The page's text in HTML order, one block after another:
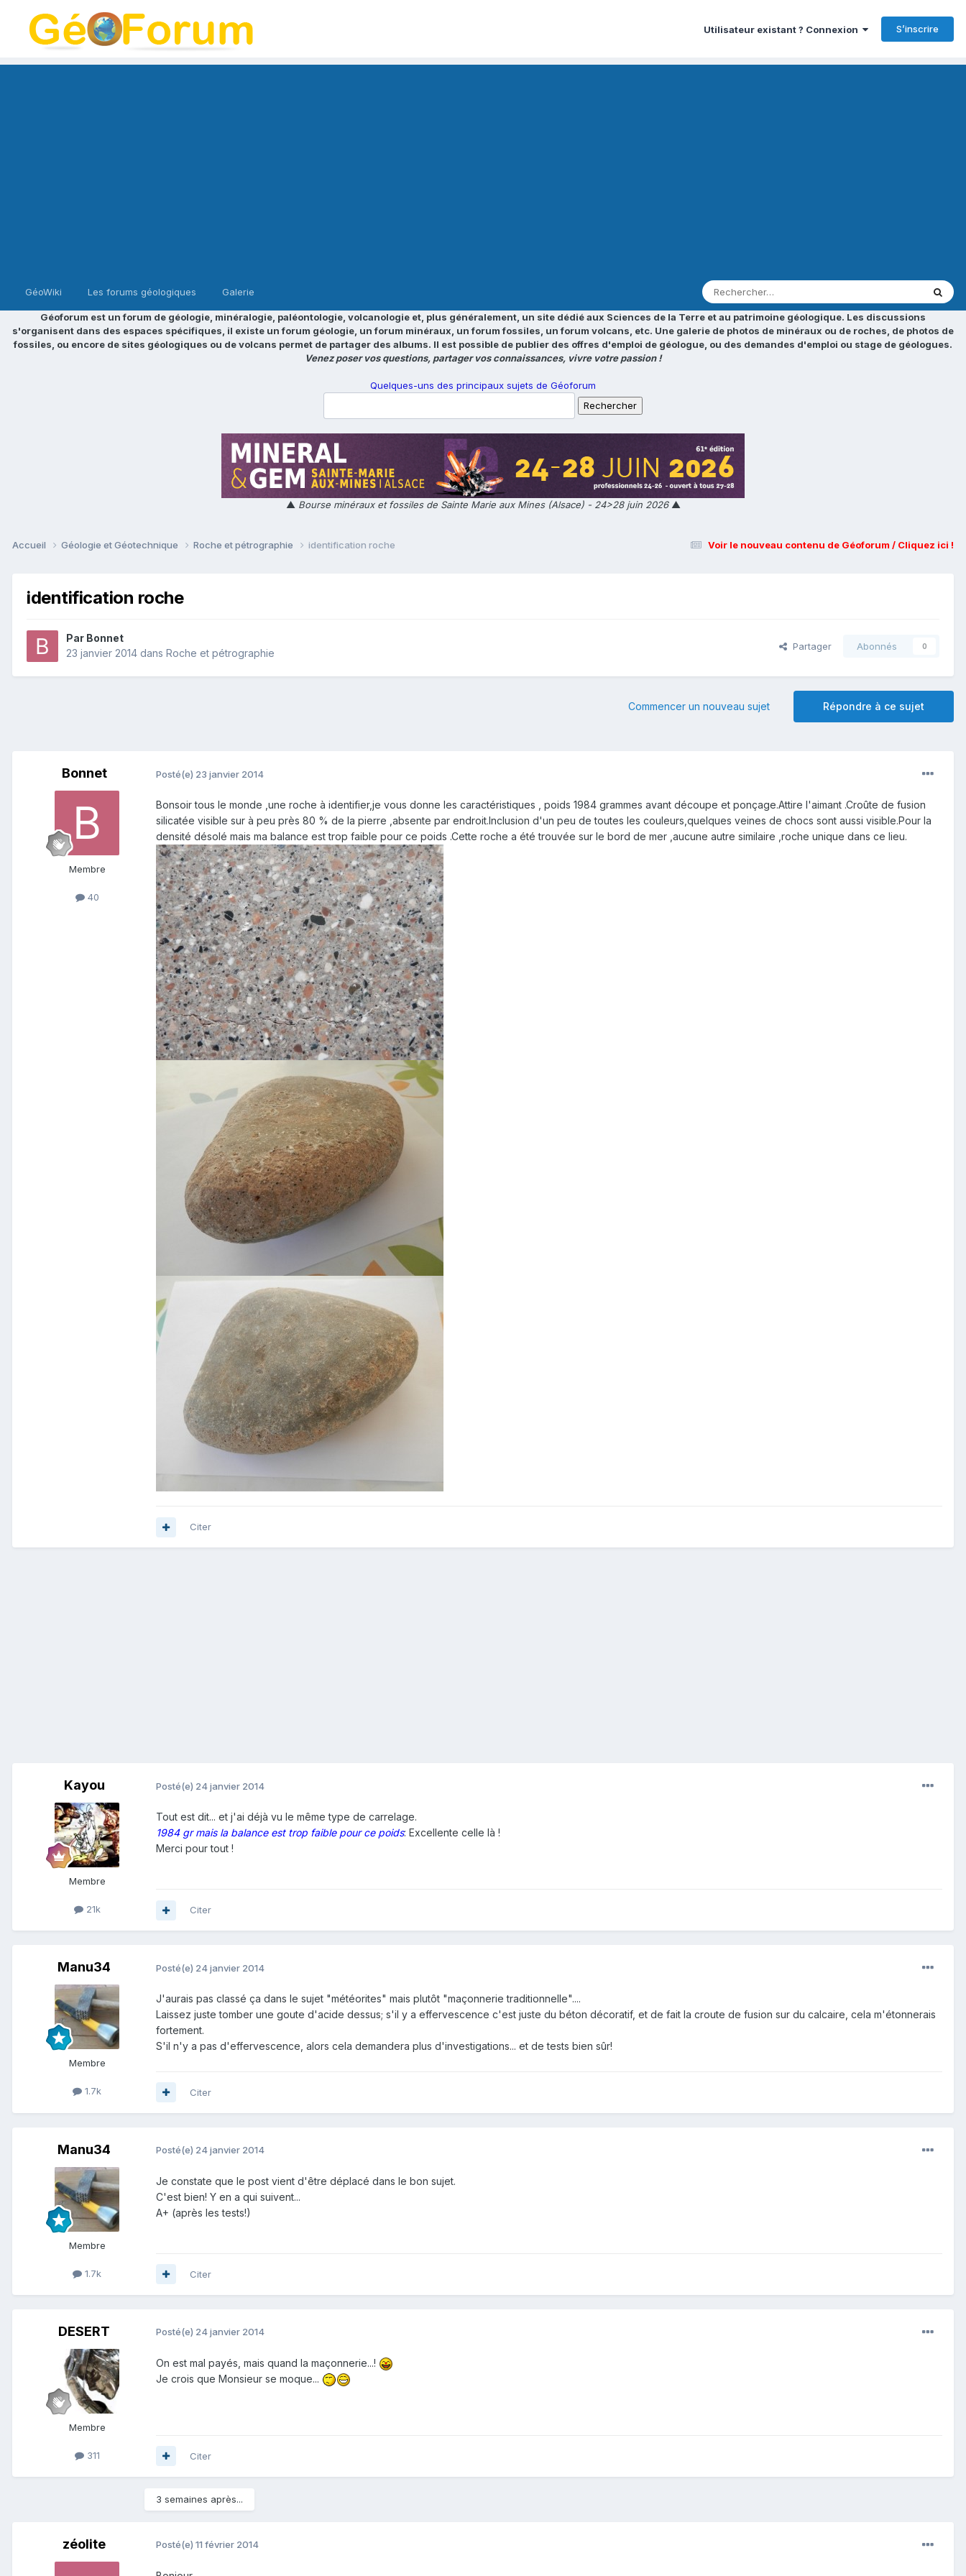
Utilisateur existant ? Connexion S’inscrire
GéoWiki Les forums géologiques Galerie
Géoforum est un forum de géologie, minéralogie, paléontologie, volcanologie et, plus généralement, un site dédié aux Sciences de la Terre et au patrimoine géologique. Les discussions
s'organisent dans des espaces spécifiques, il existe un forum géologie, un forum minéraux, un forum fossiles, un forum volcans, etc. Une galerie de photos de minéraux ou de roches, de photos de
fossiles, ou encore de sites géologiques ou de volcans permet de partager des albums. Il est possible de publier des offres d'emploi de géologue, ou des demandes d'emploi ou stage de géologues.
Venez poser vos questions, partager vos connaissances, vivre votre passion !
Quelques-uns des principaux sujets de Géoforum
▲ Bourse minéraux et fossiles de Sainte Marie aux Mines (Alsace) - 24>28 juin 2026▲
Voir le nouveau contenu de Géoforum / Cliquez ici !
Accueil Géologie et Géotechnique Roche et pétrographie identification roche
identification roche
Par Bonnet
23 janvier 2014 dans Roche et pétrographie
Partager Abonnés 0
Répondre à ce sujet
Commencer un nouveau sujet
Bonnet
Membre
40
Posté(e) 23 janvier 2014
Bonsoir tous le monde ,une roche à identifier,je vous donne les caractéristiques , poids 1984 grammes avant découpe et ponçage.Attire l'aimant .Croûte de fusion
silicatée visible sur à peu près 80 % de la pierre ,absente par endroit.Inclusion d'un peu de toutes les couleurs,quelques veines de chocs sont aussi visible.Pour la
densité désolé mais ma balance est trop faible pour ce poids .Cette roche a été trouvée sur le bord de mer ,aucune autre similaire ,roche unique dans ce lieu.
Citer
Kayou
Membre
21k
Posté(e) 24 janvier 2014
Tout est dit... et j'ai déjà vu le même type de carrelage.
1984 gr mais la balance est trop faible pour ce poids: Excellente celle là !
Merci pour tout !
Citer
Manu34
Membre
1.7k
Posté(e) 24 janvier 2014
J'aurais pas classé ça dans le sujet "météorites" mais plutôt "maçonnerie traditionnelle"....
Laissez juste tomber une goute d'acide dessus; s'il y a effervescence c'est juste du béton décoratif, et de fait la croute de fusion sur du calcaire, cela m'étonnerais
fortement.
S'il n'y a pas d'effervescence, alors cela demandera plus d'investigations... et de tests bien sûr!
Citer
Manu34
Membre
1.7k
Posté(e) 24 janvier 2014
Je constate que le post vient d'être déplacé dans le bon sujet.
C'est bien! Y en a qui suivent...
A+ (après les tests!)
Citer
DESERT
Membre
311
Posté(e) 24 janvier 2014
On est mal payés, mais quand la maçonnerie...!
Je crois que Monsieur se moque...
Citer
3 semaines après...
zéolite Posté(e) 11 février 2014